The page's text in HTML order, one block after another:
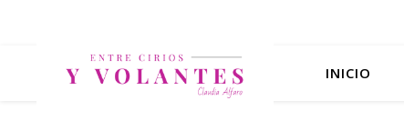
INICIO